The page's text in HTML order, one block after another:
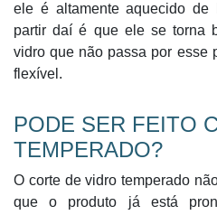
ele é altamente aquecido
partir daí é que ele se torna
vidro que não passa por esse
flexível.
PODE SER FEITO
TEMPERADO?
O corte de vidro temperado
que o produto já está